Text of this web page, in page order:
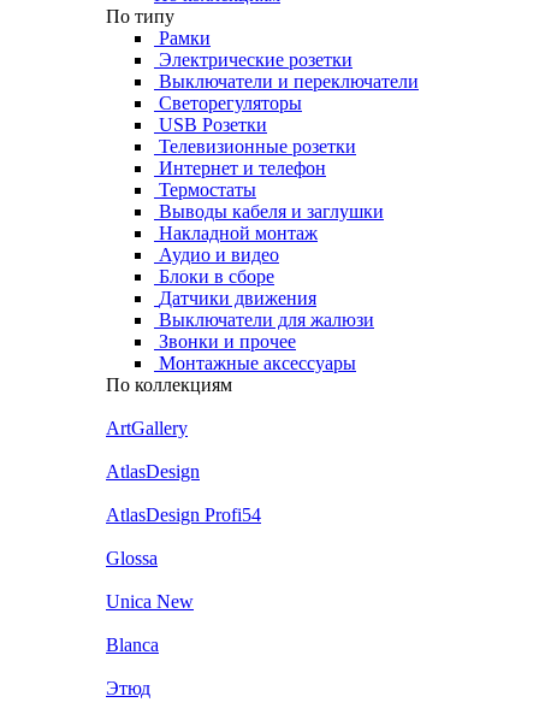
По типу
Рамки
Электрические розетки
Выключатели и переключатели
Светорегуляторы
USB Розетки
Телевизионные розетки
Интернет и телефон
Термостаты
Выводы кабеля и заглушки
Накладной монтаж
Аудио и видео
Блоки в сборе
Датчики движения
Выключатели для жалюзи
Звонки и прочее
Монтажные аксессуары
По коллекциям
ArtGallery
AtlasDesign
AtlasDesign Profi54
Glossa
Unica New
Blanca
Этюд